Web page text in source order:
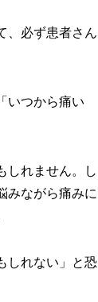
、必ず患者さん
いつから痛い
しれません。し
みながら痛みに
しれない」と恐